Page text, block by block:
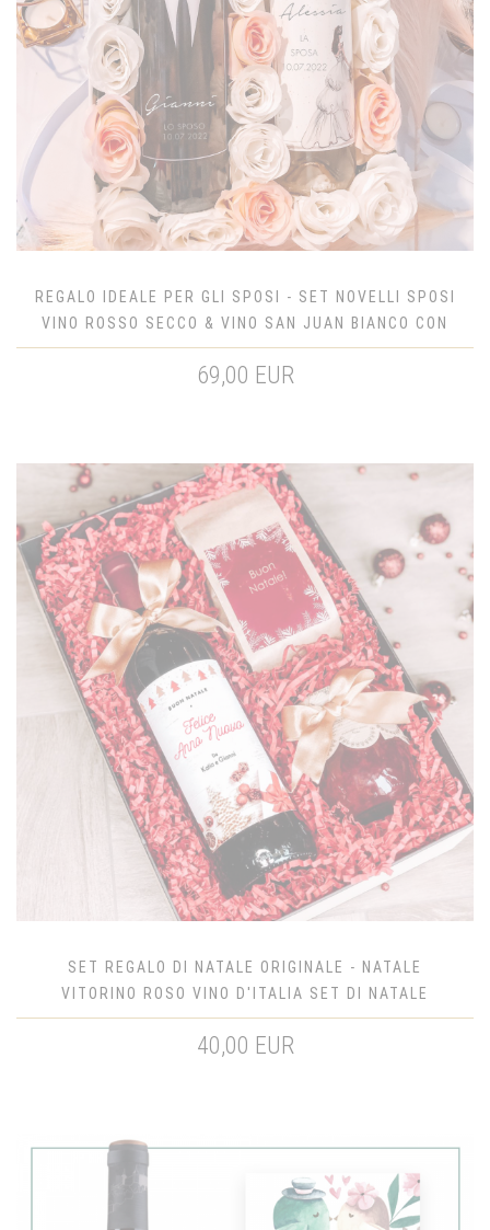
REGALO IDEALE PER GLI SPOSI - SET NOVELLI SPOSI
VINO ROSSO SECCO & VINO SAN JUAN BIANCO CON
ROSE COLOR CREMA
69,00 EUR
SET REGALO DI NATALE ORIGINALE - NATALE
VITORINO ROSO VINO D'ITALIA SET DI NATALE
40,00 EUR